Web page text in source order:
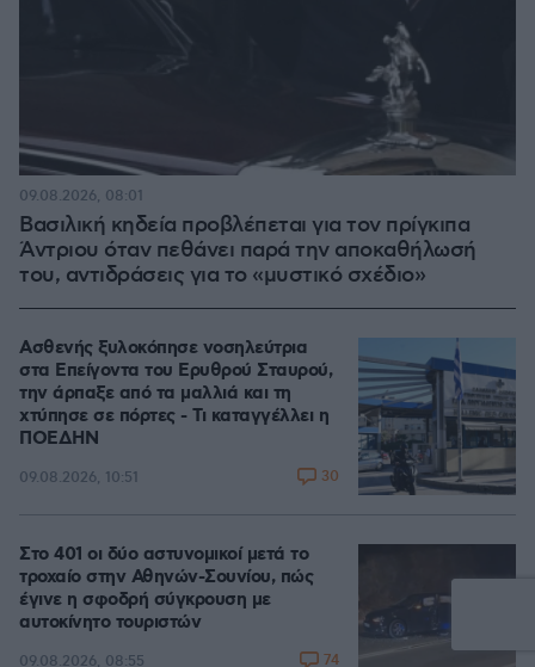
Βασιλική κηδεία προβλέπεται για τον πρίγκιπα
Άντριου όταν πεθάνει παρά την αποκαθήλωσή
του, αντιδράσεις για το «μυστικό σχέδιο»
09.08.2026, 08:01
Ασθενής ξυλοκόπησε νοσηλεύτρια
στα Επείγοντα του Ερυθρού Σταυρού,
την άρπαξε από τα μαλλιά και τη
χτύπησε σε πόρτες - Τι καταγγέλλει η
ΠΟΕΔΗΝ
09.08.2026, 10:51 30
Στο 401 οι δύο αστυνομικοί μετά το
τροχαίο στην Αθηνών-Σουνίου, πώς
έγινε η σφοδρή σύγκρουση με
αυτοκίνητο τουριστών
09.08.2026, 08:55 74